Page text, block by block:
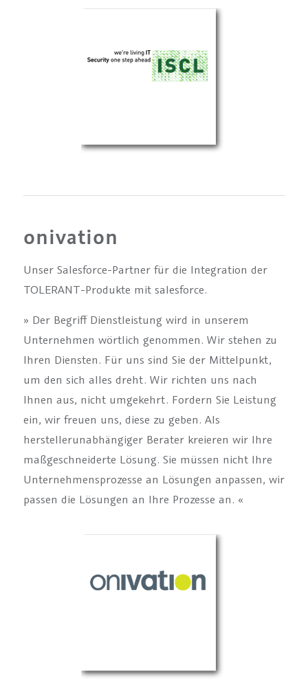
onivation
Unser Salesforce-Partner für die Integration der
TOLERANT-Produkte mit salesforce.
» Der Begriff Dienstleistung wird in unserem
Unternehmen wörtlich genommen. Wir stehen zu
Ihren Diensten. Für uns sind Sie der Mittelpunkt,
um den sich alles dreht. Wir richten uns nach
Ihnen aus, nicht umgekehrt. Fordern Sie Leistung
ein, wir freuen uns, diese zu geben. Als
herstellerunabhängiger Berater kreieren wir Ihre
maßgeschneiderte Lösung. Sie müssen nicht Ihre
Unternehmensprozesse an Lösungen anpassen, wir
passen die Lösungen an Ihre Prozesse an. «